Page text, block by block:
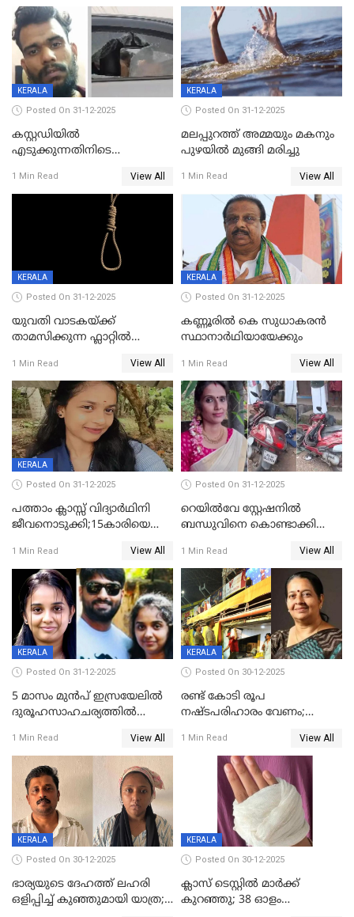
KERALA
Posted On 31-12-2025
കസ്റ്റഡിയിൽ
എടുക്കുന്നതിനിടെ
വധശ്രമക്കേസ് പ്രതി പിടിയിൽ
1 Min Read View All
KERALA
Posted On 31-12-2025
മലപ്പുറത്ത് അമ്മയും മകനും
പുഴയിൽ മുങ്ങി മരിച്ചു
1 Min Read View All
KERALA
Posted On 31-12-2025
യുവതി വാടകയ്ക്ക്
താമസിക്കുന്ന ഫ്ലാറ്റില്‍
സംഭവം കൈതപ്പൊയിലില്‍
1 Min Read View All
KERALA
Posted On 31-12-2025
കണ്ണൂരിൽ കെ സുധാകരൻ
സ്ഥാനാർഥിയായേക്കും
1 Min Read View All
KERALA
Posted On 31-12-2025
പത്താം ക്ലാസ്സ് വിദ്യാര്‍ഥിനി
ജീവനൊടുക്കി;15കാരിയെ
കിടപ്പുമുറിയില്‍ തൂങ്ങി മരിച്ച
നിലയിൽ
1 Min Read View All
Posted On 31-12-2025
റെയിൽവേ സ്റ്റേഷനിൽ
ബന്ധുവിനെ കൊണ്ടാക്കി
ലോറി സ്കൂട്ടറിൽ ഇടിച്ചു :
യുവതിക്ക് ദാരുണാന്ത്യം
1 Min Read View All
KERALA
Posted On 31-12-2025
5 മാസം മുൻപ് ഇസ്രയേലിൽ
ദുരൂഹസാഹചര്യത്തിൽ
മലയാളി യുവാവിന്റെ ഭാര്യയും
മരിച്ചു
1 Min Read View All
KERALA
Posted On 30-12-2025
രണ്ട് കോടി രൂപ
നഷ്ടപരിഹാരം വേണം;
നോട്ടീസയച്ച് ഉമാ തോമസ്
1 Min Read View All
KERALA
Posted On 30-12-2025
ഭാര്യയുടെ ദേഹത്ത് ലഹരി
ഒളിപ്പിച്ച് കുഞ്ഞുമായി യാത്ര;
KERALA
Posted On 30-12-2025
ക്ലാസ് ടെസ്റ്റിൽ മാർക്ക്
കുറഞ്ഞു; 38 ഓളം